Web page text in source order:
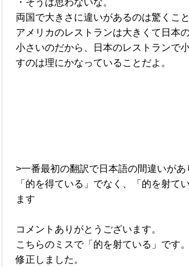
両国で大きさに違いがあるのは驚くこ
アメリカのレストランは大きくて日本
小さいのだから、日本のレストランで
すのは理にかなっていることだよ。
>一番最初の翻訳で日本語の間違いがあ
「的を得ている」でなく、「的を射て
ます
コメントありがとうございます。
こちらのミスで「的を射ている」です。
修正しました。